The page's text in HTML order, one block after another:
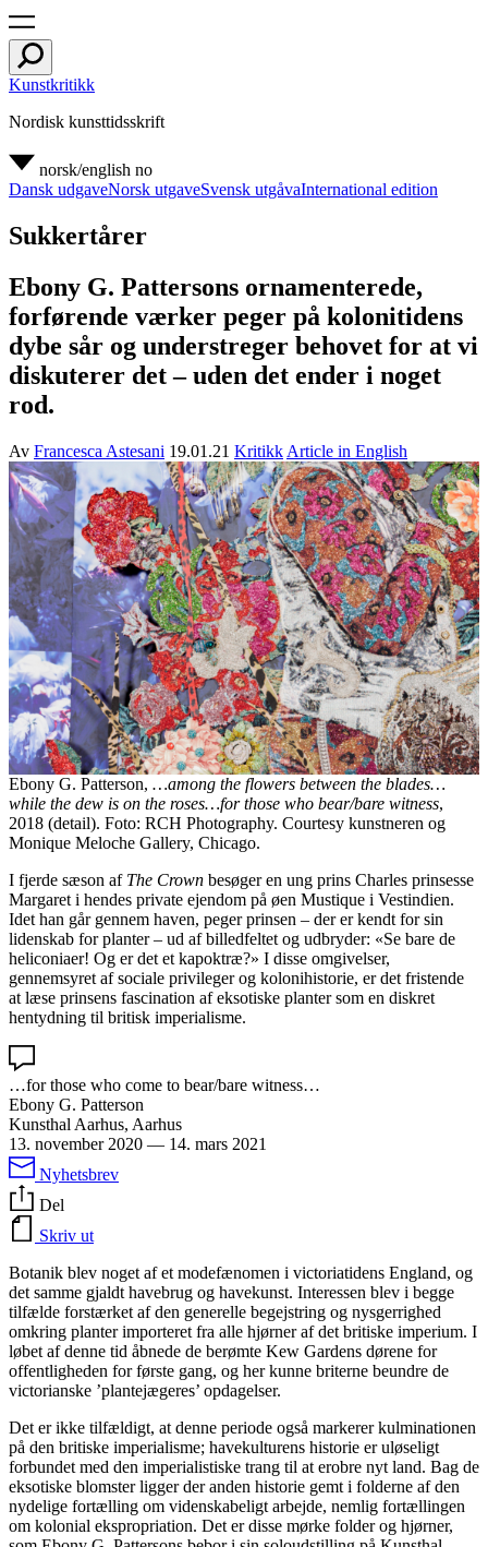
Kunstkritikk
Nordisk kunsttidsskrift
norsk/english no
Dansk udgaveNorsk utgaveSvensk utgåvaInternational edition
Sukkertårer
Ebony G. Pattersons ornamenterede,
forførende værker peger på kolonitidens
dybe sår og understreger behovet for at vi
diskuterer det – uden det ender i noget
rod.
Av Francesca Astesani 19.01.21 Kritikk Article in English
Ebony G. Patterson, …among the flowers between the blades…
while the dew is on the roses…for those who bear/bare witness,
2018 (detail). Foto: RCH Photography. Courtesy kunstneren og
Monique Meloche Gallery, Chicago.
I fjerde sæson af The Crown besøger en ung prins Charles prinsesse
Margaret i hendes private ejendom på øen Mustique i Vestindien.
Idet han går gennem haven, peger prinsen – der er kendt for sin
lidenskab for planter – ud af billedfeltet og udbryder: «Se bare de
heliconiaer! Og er det et kapoktræ?» I disse omgivelser,
gennemsyret af sociale privileger og kolonihistorie, er det fristende
at læse prinsens fascination af eksotiske planter som en diskret
hentydning til britisk imperialisme.
…for those who come to bear/bare witness…
Ebony G. Patterson
Kunsthal Aarhus, Aarhus
13. november 2020 — 14. mars 2021
Nyhetsbrev
Del
Skriv ut
Botanik blev noget af et modefænomen i victoriatidens England, og
det samme gjaldt havebrug og havekunst. Interessen blev i begge
tilfælde forstærket af den generelle begejstring og nysgerrighed
omkring planter importeret fra alle hjørner af det britiske imperium. I
løbet af denne tid åbnede de berømte Kew Gardens dørene for
offentligheden for første gang, og her kunne briterne beundre de
victorianske ’plantejægeres’ opdagelser.
Det er ikke tilfældigt, at denne periode også markerer kulminationen
på ​​den britiske imperialisme; havekulturens historie er uløseligt
forbundet med den imperialistiske trang til at erobre nyt land. Bag de
eksotiske blomster ligger der anden historie gemt i folderne af den
nydelige fortælling om videnskabeligt arbejde, nemlig fortællingen
om kolonial ekspropriation. Det er disse mørke folder og hjørner,